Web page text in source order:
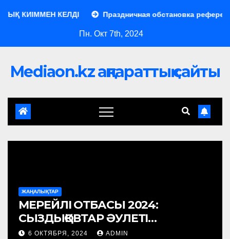
КЕЛДІ Праздничная обстановка референдума
Пн. Окт 7th, 2024
Mediaon.kz ақпараттық сайты
ЖАҢАЛЫҚТАР
МЕРЕЙЛІ ОТБАСЫ 2024:
СЫЗДЫҚОВТАР ӘУЛЕТІ
РЕФЕРЕНДУМҒА ҚАТЫСТЫ
6 ОКТЯБРЯ, 2024 ADMIN